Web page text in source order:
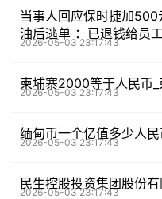
当事人回应保时捷加
油后逃单 ：已退钱给员
2026-05-03 23:17:43
柬埔寨2000等于人民币
2026-05-03 23:17:43
缅甸币一个亿值多少人民
2026-05-03 23:17:43
民生控股投资集团股份
2026-05-03 23:17:43